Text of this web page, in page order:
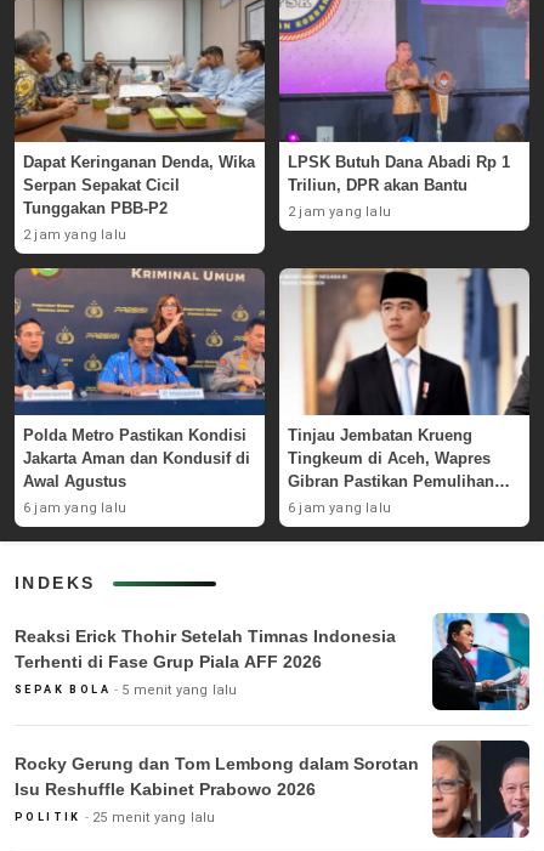
Dapat Keringanan Denda, Wika
Serpan Sepakat Cicil
Tunggakan PBB-P2
2 jam yang lalu
LPSK Butuh Dana Abadi Rp 1
Triliun, DPR akan Bantu
2 jam yang lalu
Polda Metro Pastikan Kondisi
Jakarta Aman dan Kondusif di
Awal Agustus
6 jam yang lalu
Tinjau Jembatan Krueng
Tingkeum di Aceh, Wapres
Gibran Pastikan Pemulihan
Pascabencana
6 jam yang lalu
INDEKS
Reaksi Erick Thohir Setelah Timnas Indonesia
Terhenti di Fase Grup Piala AFF 2026
SEPAK BOLA 5 menit yang lalu
Rocky Gerung dan Tom Lembong dalam Sorotan
Isu Reshuffle Kabinet Prabowo 2026
POLITIK 25 menit yang lalu